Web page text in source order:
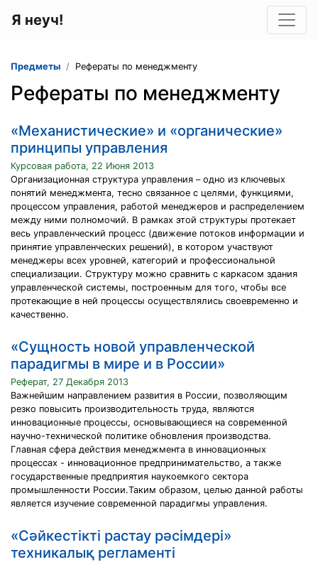
Я неуч!
Предметы Рефераты по менеджменту
Рефераты по менеджменту
«Механистические» и «органические»
принципы управления
Курсовая работа, 22 Июня 2013
Организационная структура управления – одно из ключевых
понятий менеджмента, тесно связанное с целями, функциями,
процессом управления, работой менеджеров и распределением
между ними полномочий. В рамках этой структуры протекает
весь управленческий процесс (движение потоков информации и
принятие управленческих решений), в котором участвуют
менеджеры всех уровней, категорий и профессиональной
специализации. Структуру можно сравнить с каркасом здания
управленческой системы, построенным для того, чтобы все
протекающие в ней процессы осуществлялись своевременно и
качественно.
«Сущность новой управленческой
парадигмы в мире и в России»
Реферат, 27 Декабря 2013
Важнейшим направлением развития в России, позволяющим
резко повысить производительность труда, являются
инновационные процессы, основывающиеся на современной
научно-технической политике обновления производства.
Главная сфера действия менеджмента в инновационных
процессах - инновационное предпринимательство, а также
государственные предприятия наукоемкого сектора
промышленности России.Таким образом, целью данной работы
является изучение современной парадигмы управления.
«Сәйкестікті растау рәсімдері»
техникалық регламенті